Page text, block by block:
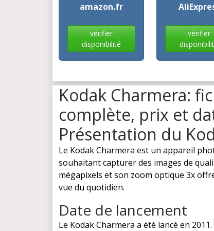
amazon.fr
vérifier
disponibilité
vérifier
Kodak Charmera:
complète, prix et
Présentation du
Le Kodak Charmera est un appareil
souhaitant capturer des images de
mégapixels et son zoom optique 3x
vue du quotidien.
Date de lancement
Le Kodak Charmera a été lancé en 2011.